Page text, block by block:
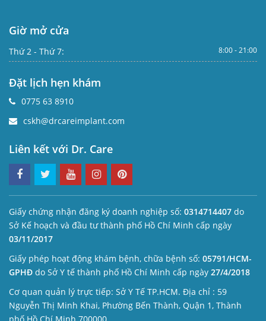
Giờ mở cửa
Thứ 2 - Thứ 7: 8:00 - 21:00
Đặt lịch hẹn khám
0775 63 8910
cskh@drcareimplant.com
Liên kết với Dr. Care
Giấy chứng nhận đăng ký doanh nghiệp số: 0314714407 do
Sở Kế hoạch và đầu tư thành phố Hồ Chí Minh cấp ngày
03/11/2017
Giấy phép hoạt động khám bệnh, chữa bệnh số: 05791/HCM-
GPHĐ do Sở Y tế thành phố Hồ Chí Minh cấp ngày 27/4/2018
Cơ quan quản lý trực tiếp: Sở Y Tế TP.HCM. Địa chỉ : 59
Nguyễn Thị Minh Khai, Phường Bến Thành, Quận 1, Thành